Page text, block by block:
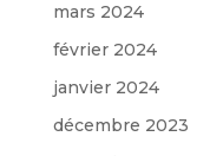
mars 2024
février 2024
janvier 2024
décembre 2023